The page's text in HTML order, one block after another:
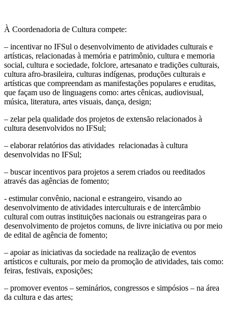
À Coordenadoria de Cultura compete:
– incentivar no IFSul o desenvolvimento de atividades culturais e
artísticas, relacionadas à memória e patrimônio, cultura e memoria
social, cultura e sociedade, folclore, artesanato e tradições culturais,
cultura afro-brasileira, culturas indígenas, produções culturais e
artísticas que compreendam as manifestações populares e eruditas,
que façam uso de linguagens como: artes cênicas, audiovisual,
música, literatura, artes visuais, dança, design;
– zelar pela qualidade dos projetos de extensão relacionados à
cultura desenvolvidos no IFSul;
– elaborar relatórios das atividades relacionadas à cultura
desenvolvidas no IFSul;
– buscar incentivos para projetos a serem criados ou reeditados
através das agências de fomento;
- estimular convênio, nacional e estrangeiro, visando ao
desenvolvimento de atividades interculturais e de intercâmbio
cultural com outras instituições nacionais ou estrangeiras para o
desenvolvimento de projetos comuns, de livre iniciativa ou por meio
de edital de agência de fomento;
– apoiar as iniciativas da sociedade na realização de eventos
artísticos e culturais, por meio da promoção de atividades, tais como:
feiras, festivais, exposições;
– promover eventos – seminários, congressos e simpósios – na área
da cultura e das artes;